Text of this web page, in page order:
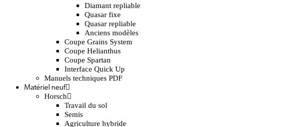
Diamant repliable
Quasar fixe
Quasar repliable
Anciens modèles
Coupe Grains System
Coupe Helianthus
Coupe Spartan
Interface Quick Up
Manuels techniques PDF
Matériel neuf
Horsch
Travail du sol
Semis
Agriculture hybride